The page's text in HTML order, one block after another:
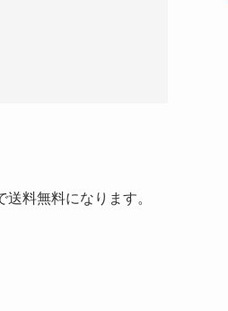
料無料になります。